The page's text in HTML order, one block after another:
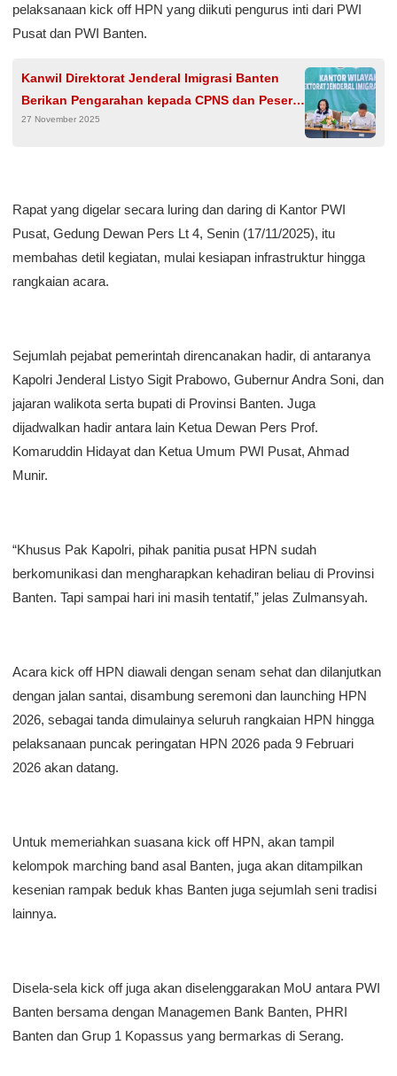
pelaksanaan kick off HPN yang diikuti pengurus inti dari PWI
Pusat dan PWI Banten.
Kanwil Direktorat Jenderal Imigrasi Banten
Berikan Pengarahan kepada CPNS dan Peserta
Magang Kantor Imigrasi Serang
27 November 2025
Rapat yang digelar secara luring dan daring di Kantor PWI
Pusat, Gedung Dewan Pers Lt 4, Senin (17/11/2025), itu
membahas detil kegiatan, mulai kesiapan infrastruktur hingga
rangkaian acara.
Sejumlah pejabat pemerintah direncanakan hadir, di antaranya
Kapolri Jenderal Listyo Sigit Prabowo, Gubernur Andra Soni, dan
jajaran walikota serta bupati di Provinsi Banten. Juga
dijadwalkan hadir antara lain Ketua Dewan Pers Prof.
Komaruddin Hidayat dan Ketua Umum PWI Pusat, Ahmad
Munir.
“Khusus Pak Kapolri, pihak panitia pusat HPN sudah
berkomunikasi dan mengharapkan kehadiran beliau di Provinsi
Banten. Tapi sampai hari ini masih tentatif,” jelas Zulmansyah.
Acara kick off HPN diawali dengan senam sehat dan dilanjutkan
dengan jalan santai, disambung seremoni dan launching HPN
2026, sebagai tanda dimulainya seluruh rangkaian HPN hingga
pelaksanaan puncak peringatan HPN 2026 pada 9 Februari
2026 akan datang.
Untuk memeriahkan suasana kick off HPN, akan tampil
kelompok marching band asal Banten, juga akan ditampilkan
kesenian rampak beduk khas Banten juga sejumlah seni tradisi
lainnya.
Disela-sela kick off juga akan diselenggarakan MoU antara PWI
Banten bersama dengan Managemen Bank Banten, PHRI
Banten dan Grup 1 Kopassus yang bermarkas di Serang.